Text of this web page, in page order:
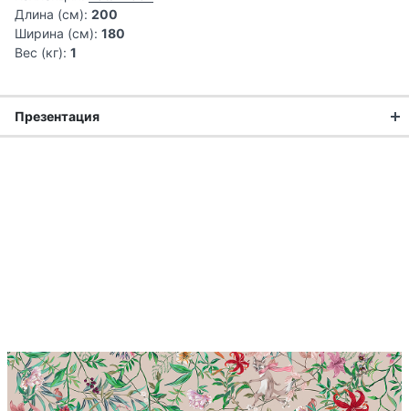
Длина (см): 200
Ширина (см): 180
Вес (кг): 1
Презентация
для